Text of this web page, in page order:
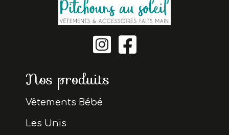
 
Nos produits
Vêtements Bébé
Les Unis